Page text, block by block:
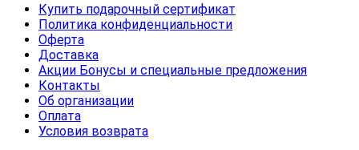
Купить подарочный сертификат
Политика конфиденциальности
Оферта
Доставка
Акции Бонусы и специальные предложения
Контакты
Об организации
Оплата
Условия возврата